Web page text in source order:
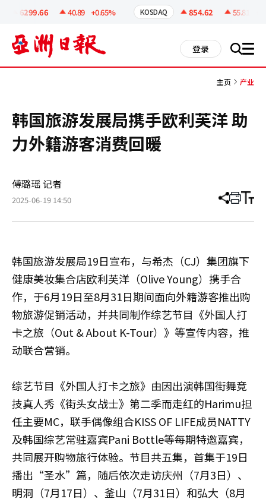
6299.66 40.89 +0.65% KOSDAQ 854.62 55.81
登录 搜 all
主页 产业
韩国旅游发展局携手欧利芙洋 助
力外籍游客消费回暖
傅璐瑶 记者
2025-06-19 14:50 分
章
打 调
小
韩国旅游发展局19日宣布，与希杰（CJ）集团旗下
健康美妆集合店欧利芙洋（Olive Young）携手合
作，于6月19日至8月31日期间面向外籍游客推出购
物旅游促销活动，并共同制作综艺节目《外国人打
卡之旅（Out & About K-Tour）》等宣传内容，推
动联合营销。
综艺节目《外国人打卡之旅》由因出演韩国街舞竞
技真人秀《街头女战士》第二季而走红的Harimu担
任主要MC，联手偶像组合KISS OF LIFE成员NATTY
及韩国综艺常驻嘉宾Pani Bottle等每期特邀嘉宾，
共同展开购物旅行体验。节目共五集，首集于19日
播出“圣水”篇，随后依次走访庆州（7月3日）、
明洞（7月17日）、釜山（7月31日）和弘大（8月